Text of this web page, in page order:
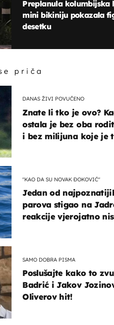
Preplanula kolumbijska
mini bikiniju pokazala
desetku
priča
DANAS ŽIVI POVUČENO
Znate li tko je ovo?
ostala je bez oba
i bez milijuna koje je
"KAO DA SU NOVAK ĐOKOVIĆ"
Jedan od
parova stigao na
reakcije vjerojatno
SAMO DOBRA PISMA
Poslušajte kako to
Badrić i Jakov
Oliverov hit!